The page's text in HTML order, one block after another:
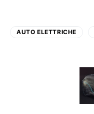
AUTO ELETTRICHE